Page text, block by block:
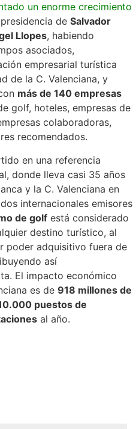
un enorme crecimiento
de Salvador
Llopes, habiendo
asociados,
empresarial turística
de la C. Valenciana, y
más de 140 empresas
golf, hoteles, empresas de
colaboradoras,
recomendados.
en una referencia
donde lleva casi 35 años
y la C. Valenciana en
internacionales emisores
de golf está considerado
destino turístico, al
poder adquisitivo fuera de
así
El impacto económico
es de 918 millones de
puestos de
al año.